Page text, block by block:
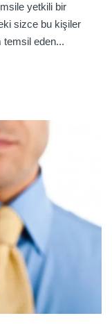
yetkili bir
sizce bu kişiler
temsil eden...